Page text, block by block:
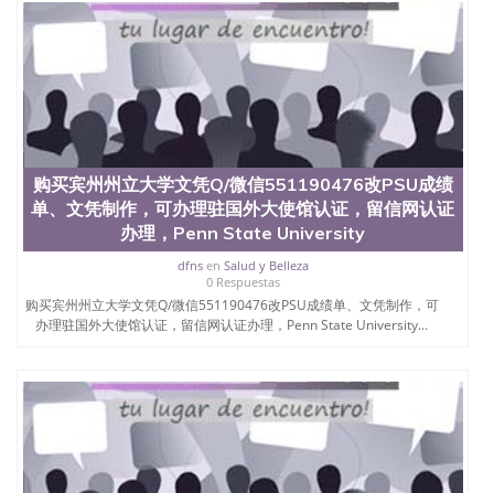
定金下单； 3、公司确认到账转制作点做电子图；
4、电子图做好发给客户确认； 5、电子图确认好转成
品部做成品； 6、成品做好拍照或者视频确认再付余
款； 7、快递给客户（国内顺丰，国外DHL）。 三、
真实网上可查的证明材料 1、教育部学历学位认证，
留服真实存档可查，存档。 2、留学回国人员证明
（使馆认证），使馆网站真实存档可查。 3、留信网
真实可查认证办理，存档可查，终身受用。 四、办理
流程农业科学院、艺术与建筑学院、商学院、交流学
院、地球及物质科学院、教育学院、工程学院、健康
与人类发展学院、信息工程与科学学院、人文学院、
护理学院、科学学院等。学校的教育学院排名在全美
前十名，工学院排名在前十五名，且继续攀升中。纽
约大学为学生们提供本科、硕士及博士学位。学校的
专业课程包括：会计学、MBA、财务、教育、建筑工
程、经济、医学、护理、文学、音乐、生物学、统计
理、材料科学、机械工程、航天工程、土木工程、数
学、化学、英语、社会科学、心理学、戏剧、市场营
销、机械工程、计算机科学、物理学、人工智能、商
科、金融专业 1、客户提供相关材料，确定客户办理
信息，给出操作方案； 2、补充毕业证成绩单等相关
购买宾州州立大学文凭Q/微信551190476改PSU成绩
单、文凭制作，可办理驻国外大使馆认证，留信网认证
办理，Penn State University
dfnsen Salud y Belleza
0 Respuestas
购买宾州州立大学文凭Q/微信551190476改PSU成绩单、文凭制作，可
办理驻国外大使馆认证，留信网认证办理，Penn State University...